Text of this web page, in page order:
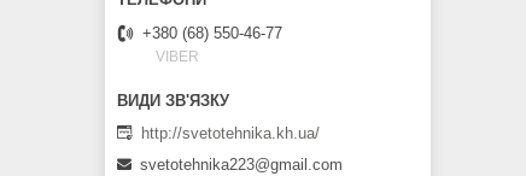
+380 (68) 550-46-77
VIBER
http://svetotehnika.kh.ua/
svetotehnika223@gmail.com